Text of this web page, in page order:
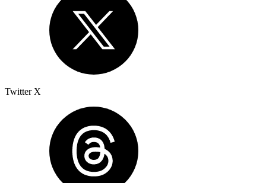
Twitter X